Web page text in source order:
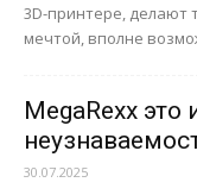
3D-принтере, делают
мечтой, вполне
MegaRexx
30.07.2025